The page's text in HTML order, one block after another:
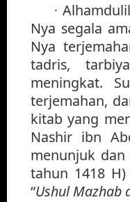
·
Nya segala
Nya
tadris,
meningkat.
terjemahan,
kitab yang
Nashir ibn
menunjuk
tahun 1418
“Ushul Mazhab